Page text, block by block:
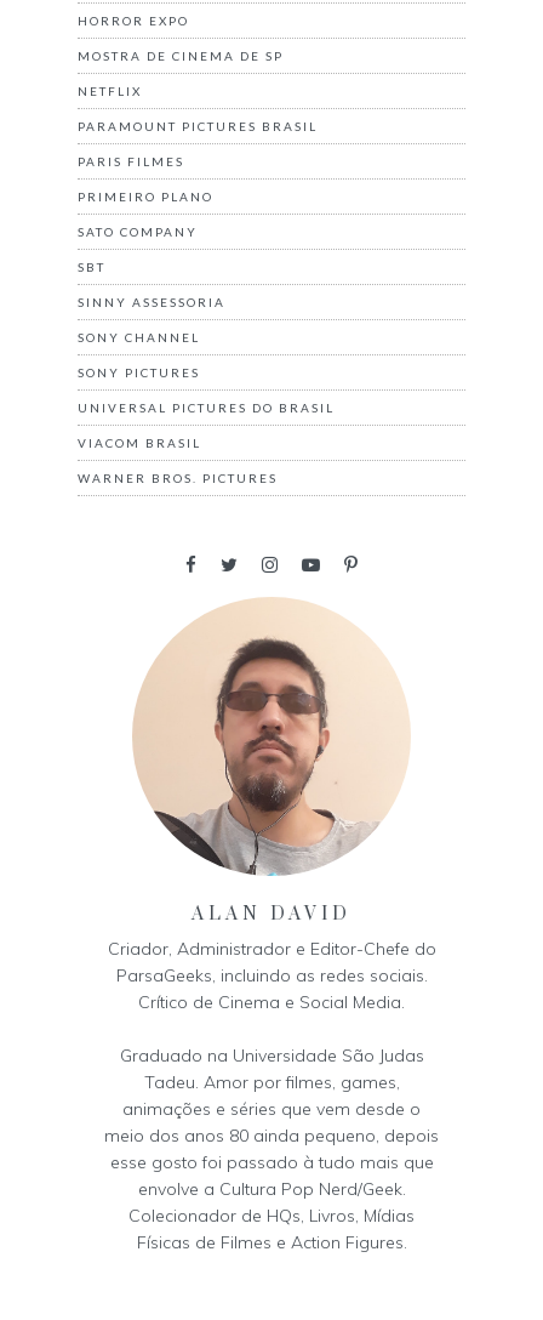
HORROR EXPO
MOSTRA DE CINEMA DE SP
NETFLIX
PARAMOUNT PICTURES BRASIL
PARIS FILMES
PRIMEIRO PLANO
SATO COMPANY
SBT
SINNY ASSESSORIA
SONY CHANNEL
SONY PICTURES
UNIVERSAL PICTURES DO BRASIL
VIACOM BRASIL
WARNER BROS. PICTURES
ALAN DAVID
Criador, Administrador e Editor-Chefe do
ParsaGeeks, incluindo as redes sociais.
Crítico de Cinema e Social Media.
Graduado na Universidade São Judas
Tadeu. Amor por filmes, games,
animações e séries que vem desde o
meio dos anos 80 ainda pequeno, depois
esse gosto foi passado à tudo mais que
envolve a Cultura Pop Nerd/Geek.
Colecionador de HQs, Livros, Mídias
Físicas de Filmes e Action Figures.